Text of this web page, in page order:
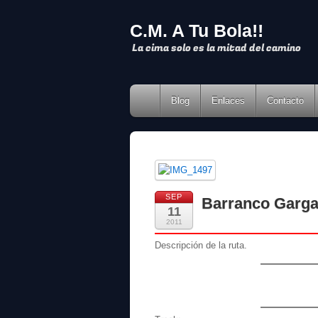
C.M. A Tu Bola!!
La cima solo es la mitad del camino
Blog Enlaces Contacto
SEP
11
2011
Barranco
Descripción de la ruta.